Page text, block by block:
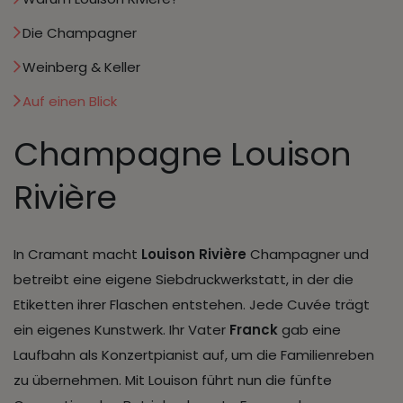
Die Champagner
Weinberg & Keller
Auf einen Blick
Champagne Louison
Rivière
In Cramant macht Louison Rivière Champagner und
betreibt eine eigene Siebdruckwerkstatt, in der die
Etiketten ihrer Flaschen entstehen. Jede Cuvée trägt
ein eigenes Kunstwerk. Ihr Vater Franckgab eine
Laufbahn als Konzertpianist auf, um die Familienreben
zu übernehmen. Mit Louison führt nun die fünfte